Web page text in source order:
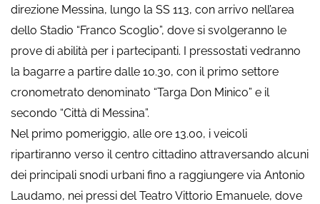
direzione Messina, lungo la SS 113, con arrivo nell’area
dello Stadio “Franco Scoglio”, dove si svolgeranno le
prove di abilità per i partecipanti. I pressostati vedranno
la bagarre a partire dalle 10.30, con il primo settore
cronometrato denominato “Targa Don Minico” e il
secondo “Città di Messina”.
Nel primo pomeriggio, alle ore 13.00, i veicoli
ripartiranno verso il centro cittadino attraversando alcuni
dei principali snodi urbani fino a raggiungere via Antonio
Laudamo, nei pressi del Teatro Vittorio Emanuele, dove